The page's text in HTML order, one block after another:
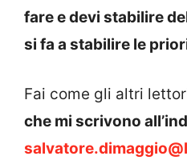
fare e devi stabilire
si fa a stabilire le
Fai come gli altri
che mi scrivono